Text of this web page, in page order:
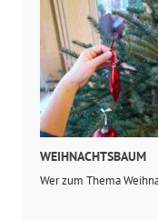
WEIHNACHTSBAUM
Wer zum Thema